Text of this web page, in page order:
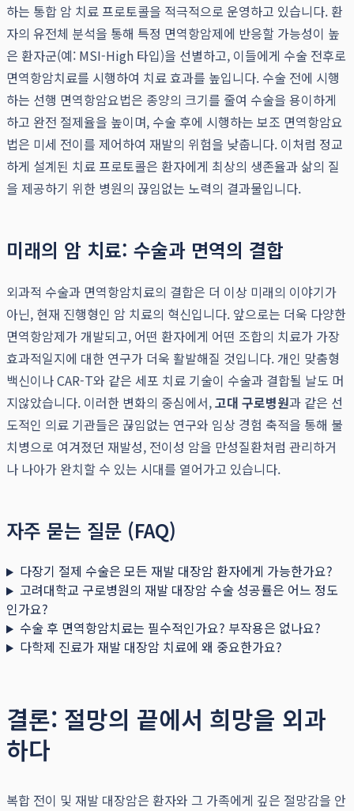
하는 통합 암 치료 프로토콜을 적극적으로 운영하고 있습니다. 환
자의 유전체 분석을 통해 특정 면역항암제에 반응할 가능성이 높
은 환자군(예: MSI-High 타입)을 선별하고, 이들에게 수술 전후로
면역항암치료를 시행하여 치료 효과를 높입니다. 수술 전에 시행
하는 선행 면역항암요법은 종양의 크기를 줄여 수술을 용이하게
하고 완전 절제율을 높이며, 수술 후에 시행하는 보조 면역항암요
법은 미세 전이를 제어하여 재발의 위험을 낮춥니다. 이처럼 정교
하게 설계된 치료 프로토콜은 환자에게 최상의 생존율과 삶의 질
을 제공하기 위한 병원의 끊임없는 노력의 결과물입니다.
미래의 암 치료: 수술과 면역의 결합
외과적 수술과 면역항암치료의 결합은 더 이상 미래의 이야기가
아닌, 현재 진행형인 암 치료의 혁신입니다. 앞으로는 더욱 다양한
면역항암제가 개발되고, 어떤 환자에게 어떤 조합의 치료가 가장
효과적일지에 대한 연구가 더욱 활발해질 것입니다. 개인 맞춤형
백신이나 CAR-T와 같은 세포 치료 기술이 수술과 결합될 날도 머
지않았습니다. 이러한 변화의 중심에서,고대 구로병원과 같은 선
도적인 의료 기관들은 끊임없는 연구와 임상 경험 축적을 통해 불
치병으로 여겨졌던 재발성, 전이성 암을 만성질환처럼 관리하거
나 나아가 완치할 수 있는 시대를 열어가고 있습니다.
자주 묻는 질문 (FAQ)
다장기 절제 수술은 모든 재발 대장암 환자에게 가능한가요?
고려대학교 구로병원의 재발 대장암 수술 성공률은 어느 정도
인가요?
수술 후 면역항암치료는 필수적인가요? 부작용은 없나요?
다학제 진료가 재발 대장암 치료에 왜 중요한가요?
결론: 절망의 끝에서 희망을 외과
하다
복합 전이 및 재발 대장암은 환자와 그 가족에게 깊은 절망감을 안